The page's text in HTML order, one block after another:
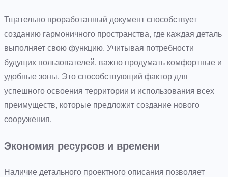
Тщательно проработанный документ способствует
созданию гармоничного пространства, где каждая деталь
выполняет свою функцию. Учитывая потребности
будущих пользователей, важно продумать комфортные и
удобные зоны. Это способствующий фактор для
успешного освоения территории и использования всех
преимуществ, которые предложит создание нового
сооружения.
Экономия ресурсов и времени
Наличие детального проектного описания позволяет